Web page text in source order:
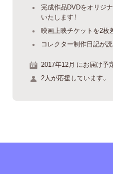
完成作品DVDをオリジ
いたします！
映画上映チケットを2枚
コレクター制作日記が読
2017年12月 にお届け予
2人が応援しています。